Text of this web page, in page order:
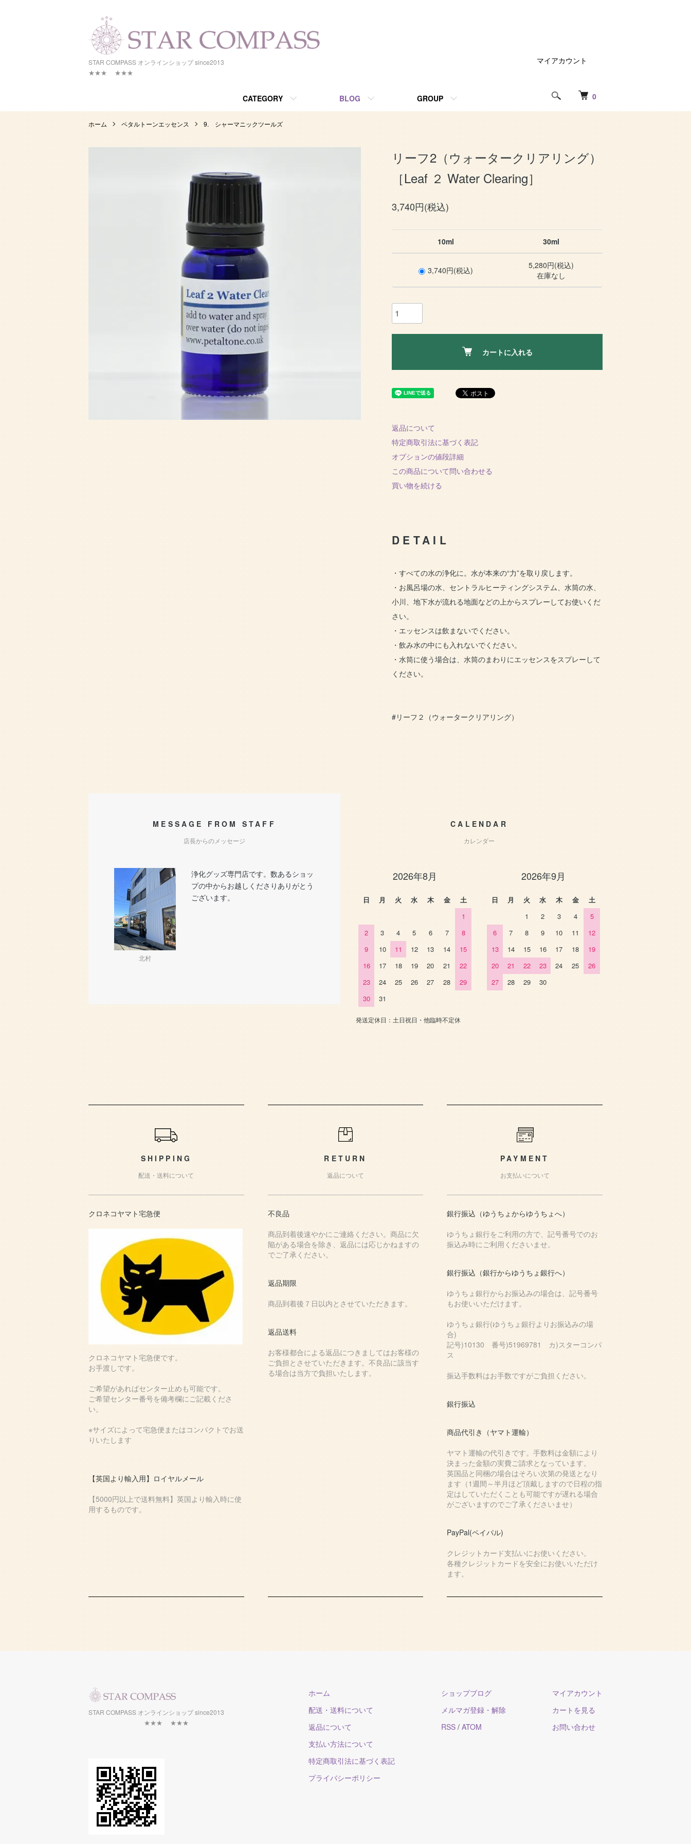
STAR COMPASS オンラインショップ since2013
★★★ ★★★
0
CATEGORY BLOG GROUP
マイアカウント
ホーム ペタルトーンエッセンス 9. シャーマニックツールズ
リーフ2（ウォータークリアリング）
［Leaf ２ Water Clearing］
3,740円(税込)
10ml 30ml
3,740円(税込)
5,280円(税込)
在庫なし
カートに入れる
返品について
特定商取引法に基づく表記
オプションの値段詳細
この商品について問い合わせる
買い物を続ける
DETAIL
・すべての水の浄化に。水が本来の“力”を取り戻します。
・お風呂場の水、セントラルヒーティングシステム、水筒の水、
小川、地下水が流れる地面などの上からスプレーしてお使いくだ
さい。
・エッセンスは飲まないでください。
・飲み水の中にも入れないでください。
・水筒に使う場合は、水筒のまわりにエッセンスをスプレーして
ください。
#リーフ２（ウォータークリアリング）
MESSAGE FROM STAFF
店長からのメッセージ
北村
浄化グッズ専門店です。数あるショッ
プの中からお越しくださりありがとう
ございます。
CALENDAR
カレンダー
2026年8月
日 月 火 水 木 金
土
1
2
3 4 5 6 7
8
9
10 11 12 13 14
15
16
17 18 19 20 21
22
23
24 25 26 27 28
29
30
31
2026年9月
日 月 火 水 木 金
土
1
2 3 4
5
6
7 8 9 10 11
12
13
14 15 16 17 18
19
20
21 22 23 24 25
26
27
28 29 30
発送定休日：土日祝日・他臨時不定休
ショッピングガイド
SHIPPING
配送・送料について
クロネコヤマト宅急便
クロネコヤマト宅急便です。
お手渡しです。
ご希望があればセンター止めも可能です。
ご希望センター番号を備考欄にご記載くださ
い。
※サイズによって宅急便またはコンパクトでお送
りいたします
【英国より輸入用】ロイヤルメール
【5000円以上で送料無料】英国より輸入時に使
用するものです。
RETURN
返品について
不良品
商品到着後速やかにご連絡ください。商品に欠
陥がある場合を除き、返品には応じかねますの
でご了承ください。
返品期限
商品到着後７日以内とさせていただきます。
返品送料
お客様都合による返品につきましてはお客様の
ご負担とさせていただきます。不良品に該当す
る場合は当方で負担いたします。
PAYMENT
お支払いについて
銀行振込（ゆうちょからゆうちょへ）
ゆうちょ銀行をご利用の方で、記号番号でのお
振込み時にご利用くださいませ。
銀行振込（銀行からゆうちょ銀行へ）
ゆうちょ銀行からお振込みの場合は、記号番号
もお使いいただけます。
ゆうちょ銀行(ゆうちょ銀行よりお振込みの場
合)
記号)10130 番号)51969781 カ)スターコンパ
ス
振込手数料はお手数ですがご負担ください。
銀行振込
商品代引き（ヤマト運輸）
ヤマト運輸の代引きです。手数料は金額により
決まった金額の実費ご請求となっています。
英国品と同梱の場合はそろい次第の発送となり
ます（1週間～半月ほど頂戴しますので日程の指
定はしていただくことも可能ですが遅れる場合
がございますのでご了承くださいませ）
PayPal(ペイパル)
クレジットカード支払いにお使いください。
各種クレジットカードを安全にお使いいただけ
ます。
STAR COMPASS オンラインショップ since2013
★★★ ★★★
ホーム
配送・送料について
返品について
支払い方法について
特定商取引法に基づく表記
プライバシーポリシー
ショップブログ
メルマガ登録・解除
RSS / ATOM
マイアカウント
カートを見る
お問い合わせ